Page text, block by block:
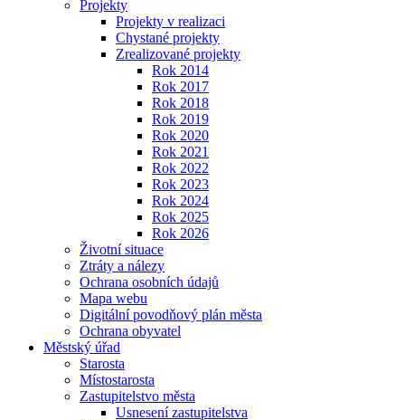
Projekty
Projekty v realizaci
Chystané projekty
Zrealizované projekty
Rok 2014
Rok 2017
Rok 2018
Rok 2019
Rok 2020
Rok 2021
Rok 2022
Rok 2023
Rok 2024
Rok 2025
Rok 2026
Životní situace
Ztráty a nálezy
Ochrana osobních údajů
Mapa webu
Digitální povodňový plán města
Ochrana obyvatel
Městský úřad
Starosta
Místostarosta
Zastupitelstvo města
Usnesení zastupitelstva